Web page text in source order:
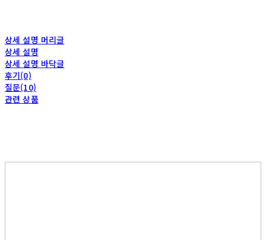
상세 설명 머리글
상세 설명
상세 설명 바닥글
후기(0)
질문(10)
관련 상품